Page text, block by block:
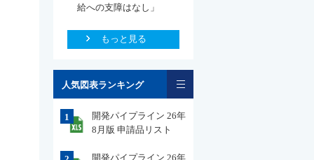
給への支障はなし」
もっと見る
人気図表ランキング
1
開発パイプライン 26年
8月版 申請品リスト
開発パイプライン 26年